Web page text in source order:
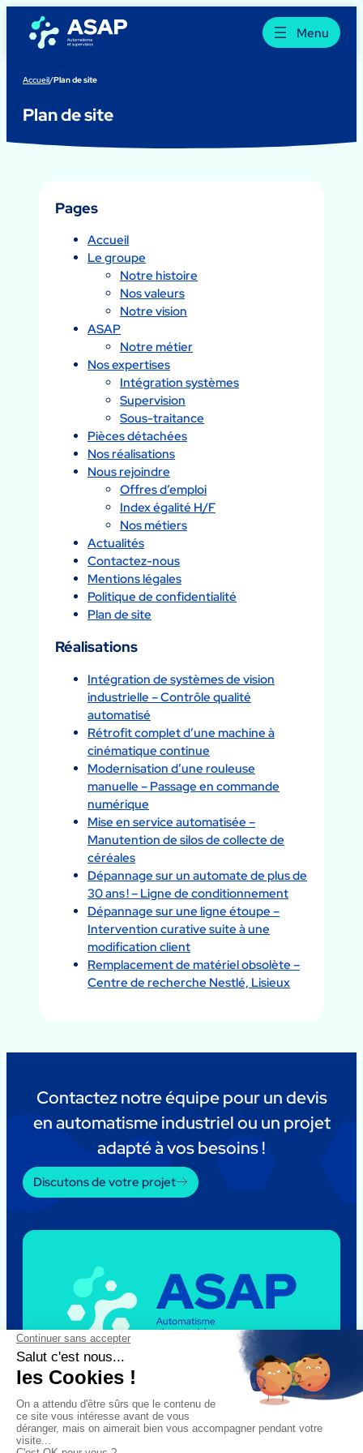
contenu
Menu
Accueil/Plan de site
Plan de site
Pages
Accueil
Le groupe
Notre histoire
Nos valeurs
Notre vision
ASAP
Notre métier
Nos expertises
Intégration systèmes
Supervision
Sous-traitance
Pièces détachées
Nos réalisations
Nous rejoindre
Offres d’emploi
Index égalité H/F
Nos métiers
Actualités
Contactez-nous
Mentions légales
Politique de confidentialité
Plan de site
Réalisations
Intégration de systèmes de vision
industrielle – Contrôle qualité
automatisé
Rétrofit complet d’une machine à
cinématique continue
Modernisation d’une rouleuse
manuelle – Passage en commande
numérique
Mise en service automatisée –
Manutention de silos de collecte de
céréales
Dépannage sur un automate de plus de
30 ans ! – Ligne de conditionnement
Dépannage sur une ligne étoupe –
Intervention curative suite à une
modification client
Remplacement de matériel obsolète –
Centre de recherche Nestlé, Lisieux
Contactez notre équipe pour un devis
en automatisme industriel ou un projet
adapté à vos besoins !
Discutons de votre projet
Le groupe
ASAP
Nous recrutons
Nos actualités